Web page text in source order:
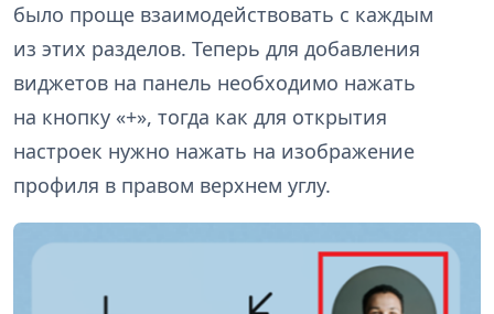
было проще взаимодействовать с каждым
из этих разделов. Теперь для добавления
виджетов на панель необходимо нажать
на кнопку «+», тогда как для открытия
настроек нужно нажать на изображение
профиля в правом верхнем углу.